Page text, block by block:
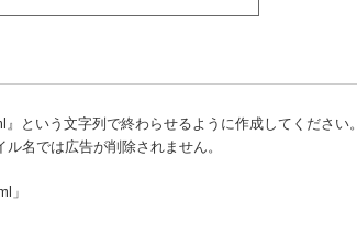
という文字列で終わらせるように作成してください。
ル名では広告が削除されません。
」